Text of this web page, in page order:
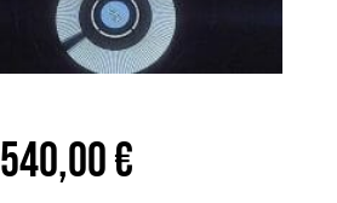
540,00€